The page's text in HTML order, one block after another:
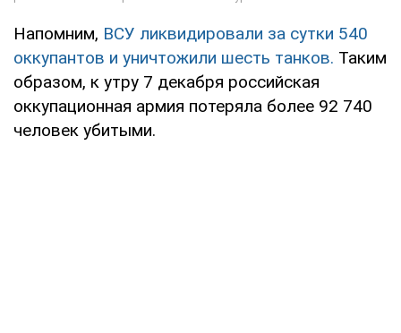
Напомним, ВСУ ликвидировали за сутки 540
оккупантов и уничтожили шесть танков. Таким
образом, к утру 7 декабря российская
оккупационная армия потеряла более 92 740
человек убитыми.